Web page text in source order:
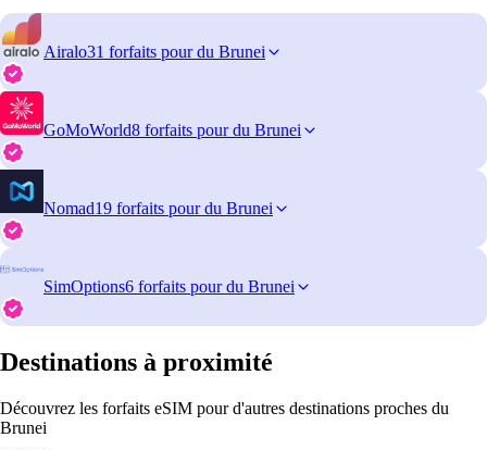
Airalo31 forfaits pour du Brunei
GoMoWorld8 forfaits pour du Brunei
Nomad19 forfaits pour du Brunei
SimOptions6 forfaits pour du Brunei
Destinations à proximité
Découvrez les forfaits eSIM pour d'autres destinations proches du
Brunei